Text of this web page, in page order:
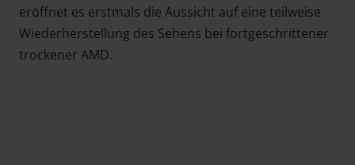
eröffnet es erstmals die Aussicht auf eine teilweise
Wiederherstellung des Sehens bei fortgeschrittener
trockener AMD.